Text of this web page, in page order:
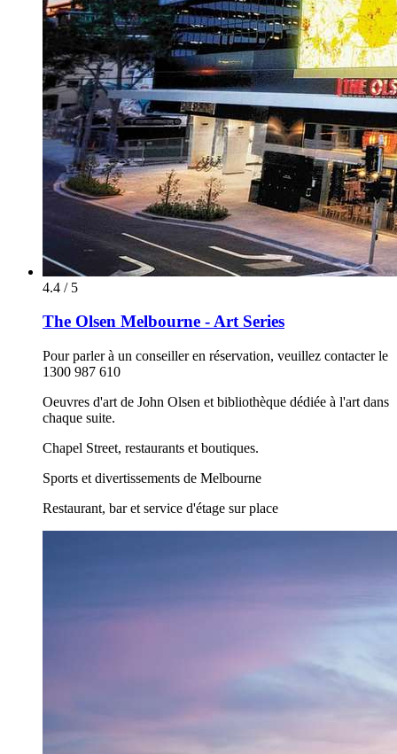
4.4 / 5
The Olsen Melbourne - Art Series
Pour parler à un conseiller en réservation, veuillez contacter le
1300 987 610
Oeuvres d'art de John Olsen et bibliothèque dédiée à l'art dans
chaque suite.
Chapel Street, restaurants et boutiques.
Sports et divertissements de Melbourne
Restaurant, bar et service d'étage sur place